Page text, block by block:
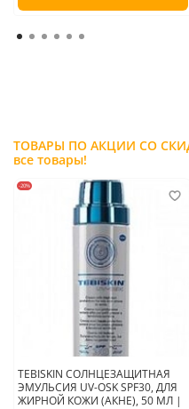
достижения лучшего эффекта.
все товары!
-20%
TEBISKIN СОЛНЦЕЗАЩИТНАЯ
ЭМУЛЬСИЯ UV-OSK SPF30, ДЛЯ
ЖИРНОЙ КОЖИ (АКНЕ), 50 МЛ |